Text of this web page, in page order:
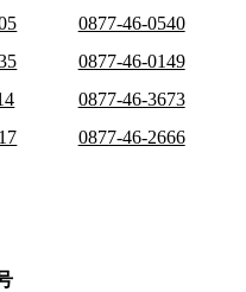
0877-46-0540
0877-46-0149
0877-46-3673
0877-46-2666